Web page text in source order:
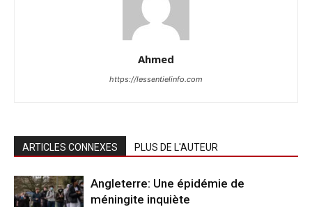
Ahmed
https://lessentielinfo.com
ARTICLES CONNEXES PLUS DE L'AUTEUR
Angleterre: Une épidémie de
méningite inquiète